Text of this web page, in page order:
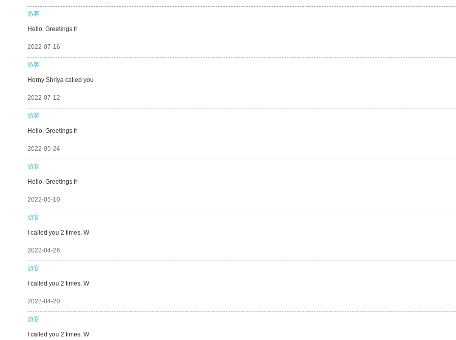
游客
Hello, Greetings fr
2022-07-16
游客
Horny Shriya called you
2022-07-12
游客
Hello, Greetings fr
2022-05-24
游客
Hello, Greetings fr
2022-05-10
游客
I called you 2 times. W
2022-04-26
游客
I called you 2 times. W
2022-04-20
游客
I called you 2 times. W